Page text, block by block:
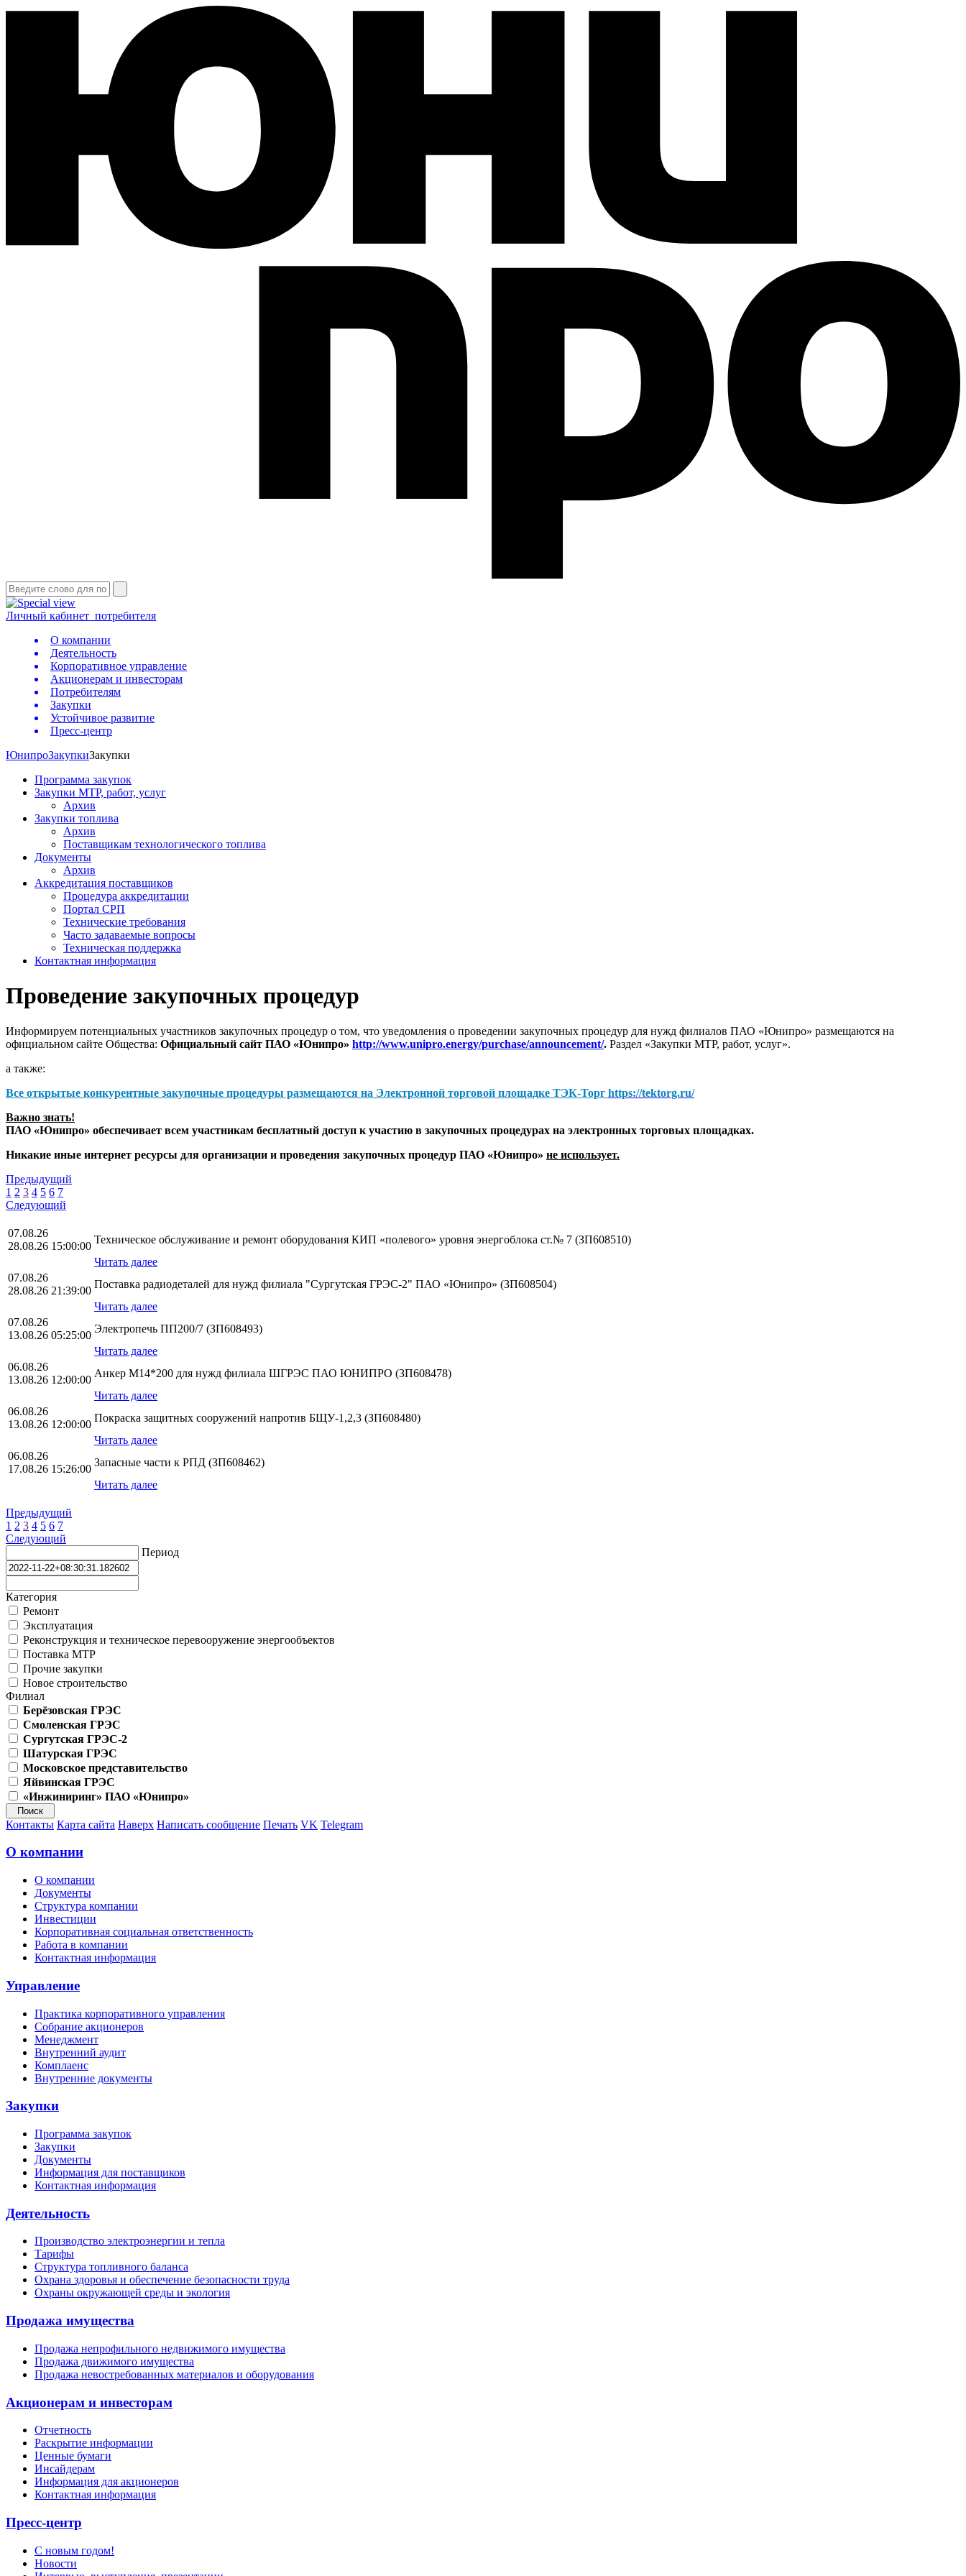
Личный кабинет потребителя
О компании
Деятельность
Корпоративное управление
Акционерам и инвесторам
Потребителям
Закупки
Устойчивое развитие
Пресс-центр
ЮнипроЗакупкиЗакупки
Программа закупок
Закупки МТР, работ, услуг
Архив
Закупки топлива
Архив
Поставщикам технологического топлива
Документы
Архив
Аккредитация поставщиков
Процедура аккредитации
Портал СРП
Технические требования
Часто задаваемые вопросы
Техническая поддержка
Контактная информация
Проведение закупочных процедур
Информируем потенциальных участников закупочных процедур о том, что уведомления о проведении закупочных процедур для нужд филиалов ПАО «Юнипро» размещаются на
официальном сайте Общества: Официальный сайт ПАО «Юнипро» http://www.unipro.energy/purchase/announcement/. Раздел «Закупки МТР, работ, услуг».
а также:
Все открытые конкурентные закупочные процедуры размещаются на Электронной торговой площадке ТЭК-Торг https://tektorg.ru/
Важно знать!
ПАО «Юнипро» обеспечивает всем участникам бесплатный доступ к участию в закупочных процедурах на электронных торговых площадках.
Никакие иные интернет ресурсы для организации и проведения закупочных процедур ПАО «Юнипро» не использует.
Предыдущий
1 2 3 4 5 6 7
Следующий
07.08.26
28.08.26 15:00:00
Техническое обслуживание и ремонт оборудования КИП «полевого» уровня энергоблока ст.№ 7 (ЗП608510)
Читать далее
07.08.26
28.08.26 21:39:00
Поставка радиодеталей для нужд филиала "Сургутская ГРЭС-2" ПАО «Юнипро» (ЗП608504)
Читать далее
07.08.26
13.08.26 05:25:00
Электропечь ПП200/7 (ЗП608493)
Читать далее
06.08.26
13.08.26 12:00:00
Анкер М14*200 для нужд филиала ШГРЭС ПАО ЮНИПРО (ЗП608478)
Читать далее
06.08.26
13.08.26 12:00:00
Покраска защитных сооружений напротив БЩУ-1,2,3 (ЗП608480)
Читать далее
06.08.26
17.08.26 15:26:00
Запасные части к РПД (ЗП608462)
Читать далее
Предыдущий
1 2 3 4 5 6 7
Следующий
Период
Категория
Ремонт
Эксплуатация
Реконструкция и техническое перевооружение энергообъектов
Поставка МТР
Прочие закупки
Новое строительство
Филиал
Берёзовская ГРЭС
Смоленская ГРЭС
Сургутская ГРЭС-2
Шатурская ГРЭС
Московское представительство
Яйвинская ГРЭС
«Инжиниринг» ПАО «Юнипро»
Контакты Карта сайта Наверх Написать сообщение Печать VK Telegram
О компании
О компании
Документы
Структура компании
Инвестиции
Корпоративная социальная ответственность
Работа в компании
Контактная информация
Управление
Практика корпоративного управления
Собрание акционеров
Менеджмент
Внутренний аудит
Комплаенс
Внутренние документы
Закупки
Программа закупок
Закупки
Документы
Информация для поставщиков
Контактная информация
Деятельность
Производство электроэнергии и тепла
Тарифы
Структура топливного баланса
Охрана здоровья и обеспечение безопасности труда
Охраны окружающей среды и экология
Продажа имущества
Продажа непрофильного недвижимого имущества
Продажа движимого имущества
Продажа невостребованных материалов и оборудования
Акционерам и инвесторам
Отчетность
Раскрытие информации
Ценные бумаги
Инсайдерам
Информация для акционеров
Контактная информация
Пресс-центр
С новым годом!
Новости